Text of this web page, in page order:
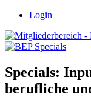
Login
Specials:
berufliche